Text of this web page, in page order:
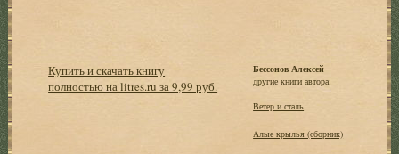
Купить и скачать книгу
полностью на litres.ru за 9,99 руб.
Бессонов Алексей
другие книги автора:
Ветер и сталь
Алые крылья (сборник)